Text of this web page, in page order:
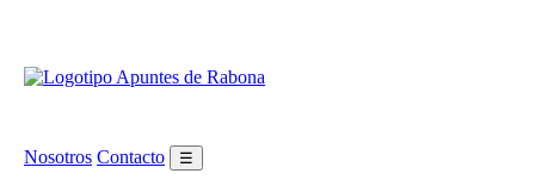
Nosotros Contacto ☰